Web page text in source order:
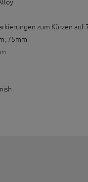
zum Kürzen auf
75mm